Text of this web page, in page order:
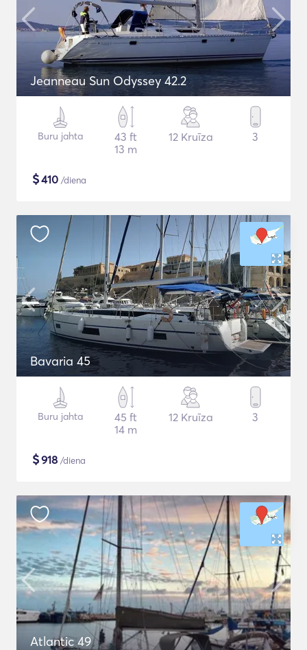
Jeanneau Sun Odyssey 42.2
Buru jahta
43 ft
13 m
12 Kruīza 3
$410 /diena
Bavaria 45
Buru jahta
45 ft
14 m
12 Kruīza 3
$918 /diena
Atlantic 49